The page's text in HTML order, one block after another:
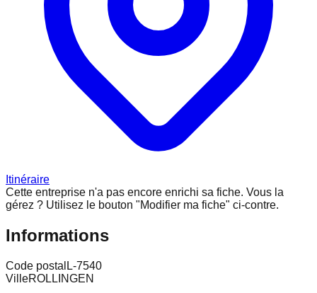
Itinéraire
Cette entreprise n'a pas encore enrichi sa fiche. Vous la
gérez ? Utilisez le bouton "Modifier ma fiche" ci-contre.
Informations
Code postal L-7540
VilleROLLINGEN